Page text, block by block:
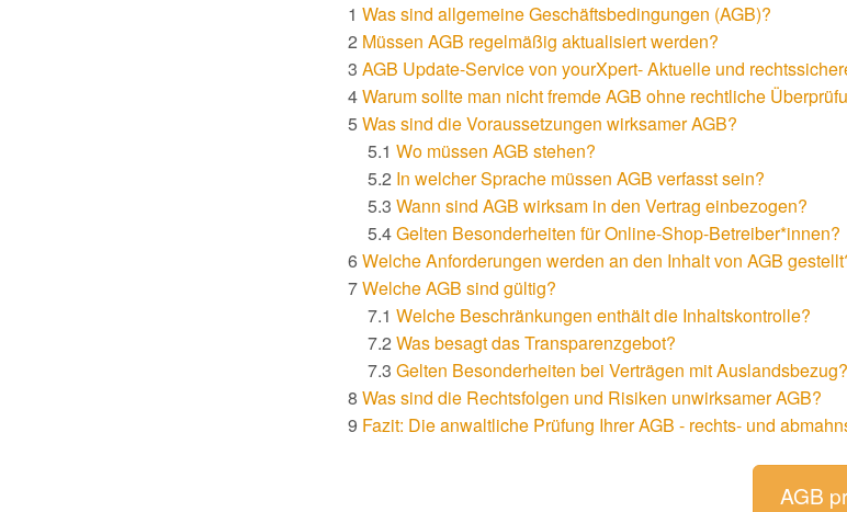
Was sind allgemeine Geschäftsbedingungen (AGB)?
Müssen AGB regelmäßig aktualisiert werden?
AGB Update-Service von yourXpert- Aktuelle und
Warum sollte man nicht fremde AGB ohne rechtliche
Was sind die Voraussetzungen wirksamer AGB?
Wo müssen AGB stehen?
In welcher Sprache müssen AGB verfasst sein?
Wann sind AGB wirksam in den Vertrag einbezogen?
Gelten Besonderheiten für Online-Shop-Betreiber*innen?
Welche Anforderungen werden an den Inhalt von AGB
Welche AGB sind gültig?
Welche Beschränkungen enthält die Inhaltskontrolle?
Was besagt das Transparenzgebot?
Gelten Besonderheiten bei Verträgen mit Auslandsbezug?
Was sind die Rechtsfolgen und Risiken unwirksamer AGB?
Fazit: Die anwaltliche Prüfung Ihrer AGB - rechts- und
AGB